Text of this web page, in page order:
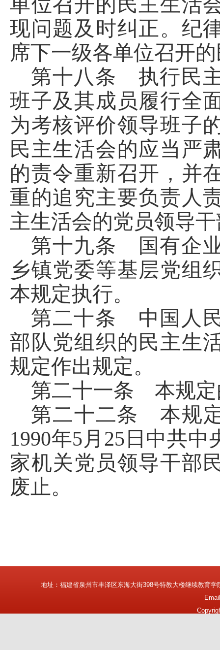
现问题及时纠正。纪
席下一级各单位召开
第十八条 执行民
班子及其成员履行全
为考核评价领导班子
民主生活会的应当严
的责令重新召开，并
重的追究主要负责人
主生活会的党员领导
第十九条 国有企
乡镇党委等基层党组
本规定执行。
第二十条 中国人
部队党组织的民主生
规定作出规定。
第二十一条 本规定
第二十二条 本规
1990年5月25日中共
家机关党员领导干部
废止。
地址：福建省泉州市丰泽区东海大街398号特教大楼继续教育学